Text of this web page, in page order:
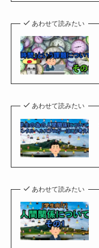
あわせて読みたい
あわせて読みたい
あわせて読みたい